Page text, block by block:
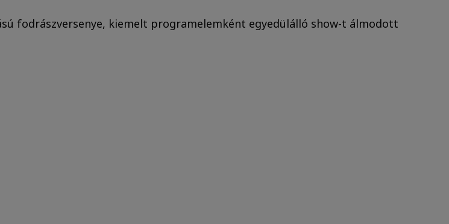
fodrászversenye, kiemelt programelemként egyedülálló show-t álmodott